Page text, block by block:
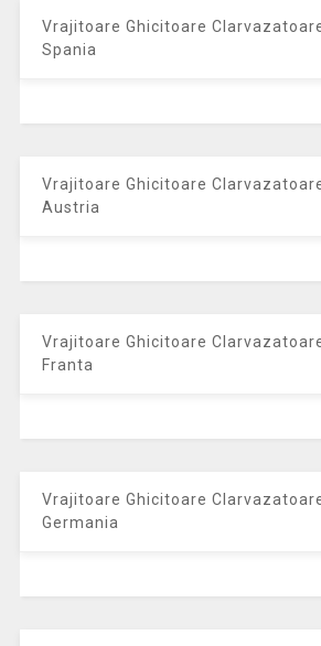
Vrajitoare Ghicitoare
Spania
Vrajitoare Ghicitoare
Austria
Vrajitoare Ghicitoare
Franta
Vrajitoare Ghicitoare
Germania